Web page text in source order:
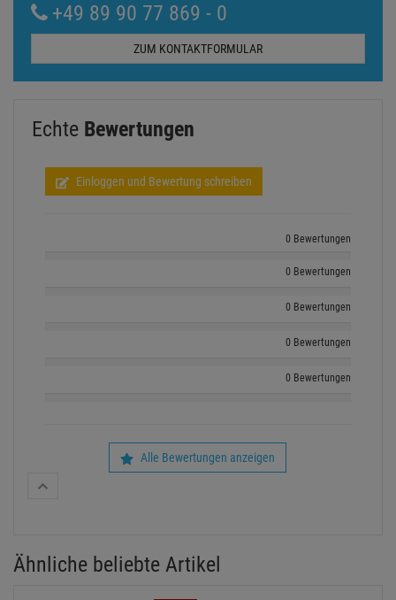
+49 89 90 77 869 - 0
ZUM KONTAKTFORMULAR
Echte Bewertungen
Einloggen und Bewertung schreiben
0 Bewertungen
0 Bewertungen
0 Bewertungen
0 Bewertungen
0 Bewertungen
Alle Bewertungen anzeigen
Ähnliche beliebte Artikel